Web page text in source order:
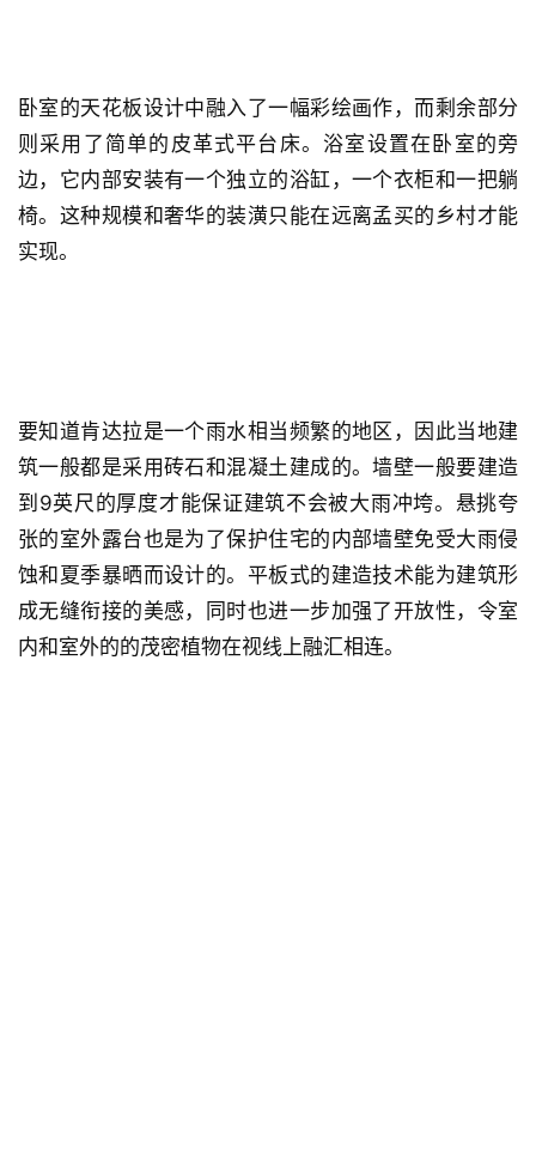
卧室的天花板设计中融入了一幅彩绘画作，而剩余部分
则采用了简单的皮革式平台床。浴室设置在卧室的旁
边，它内部安装有一个独立的浴缸，一个衣柜和一把躺
椅。这种规模和奢华的装潢只能在远离孟买的乡村才能
实现。
要知道肯达拉是一个雨水相当频繁的地区，因此当地建
筑一般都是采用砖石和混凝土建成的。墙壁一般要建造
到9英尺的厚度才能保证建筑不会被大雨冲垮。悬挑夸
张的室外露台也是为了保护住宅的内部墙壁免受大雨侵
蚀和夏季暴晒而设计的。平板式的建造技术能为建筑形
成无缝衔接的美感，同时也进一步加强了开放性，令室
内和室外的的茂密植物在视线上融汇相连。